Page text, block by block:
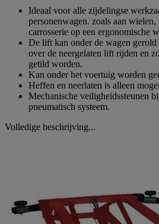
Ideaal voor alle zijdelingse
personenwagen. zoals aan
carrosserie op een ergonomische
De lift kan onder de wagen
over de neergelaten lift rijden en
getild worden.
Kan onder het voertuig worden
Heffen en neerlaten is alleen
Mechanische veiligheidssteunen
pneumatisch systeem.
Volledige beschrijving...